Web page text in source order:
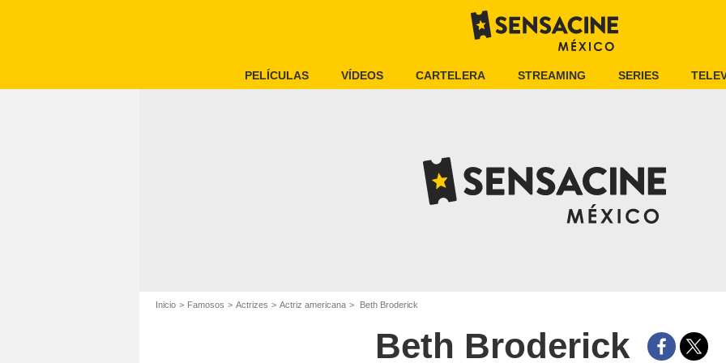
PELÍCULAS VÍDEOS CARTELERA STREAMING SERIES
Inicio Famosos Actrizes Actriz americana Beth Broderick
Beth Broderick